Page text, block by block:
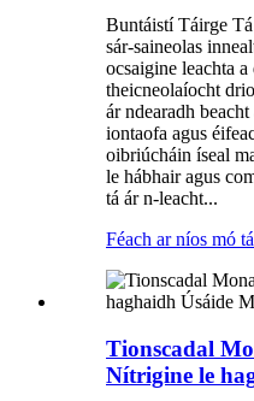
Buntáistí Táirge
sár-saineolas
ocsaigine leachta
theicneolaíocht
ár ndearadh
iontaofa agus
oibriúcháin íseal
le hábhair agus
tá ár n-leacht...
Féach ar níos mó
Tionscadal
Nítrigine le